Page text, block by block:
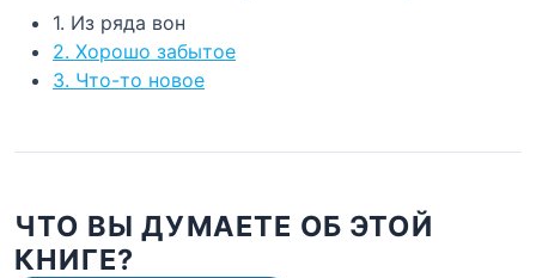
1. Из ряда вон
2. Хорошо забытое
3. Что-то новое
ЧТО ВЫ ДУМАЕТЕ ОБ ЭТОЙ
КНИГЕ?